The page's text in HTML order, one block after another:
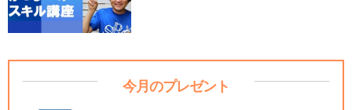
今月のプレゼント